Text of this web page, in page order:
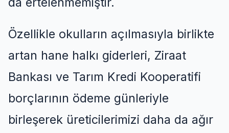
Özellikle okulların açılmasıyla birlikte
artan hane halkı giderleri, Ziraat
Bankası ve Tarım Kredi Kooperatifi
borçlarının ödeme günleriyle
birleşerek üreticilerimizi daha da ağır